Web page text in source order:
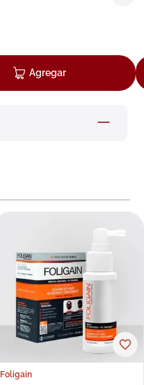
Agregar
Foligain